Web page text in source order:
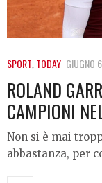
SPORT,TODAY GIUGNO
ROLAND
CAMPIONI
Non si è mai
abbastanza, per